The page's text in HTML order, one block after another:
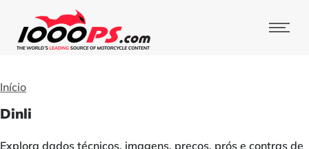
Início
Dinli
Explora dados técnicos, imagens, preços, prós e contras de